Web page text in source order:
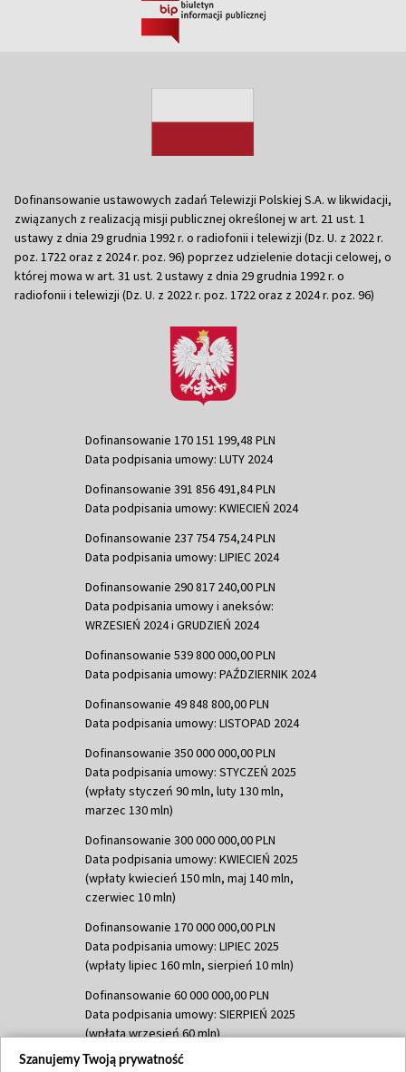
Dofinansowanie ustawowych zadań Telewizji Polskiej S.A. w likwidacji,
związanych z realizacją misji publicznej określonej w art. 21 ust. 1
ustawy z dnia 29 grudnia 1992 r. o radiofonii i telewizji (Dz. U. z 2022 r.
poz. 1722 oraz z 2024 r. poz. 96) poprzez udzielenie dotacji celowej, o
której mowa w art. 31 ust. 2 ustawy z dnia 29 grudnia 1992 r. o
radiofonii i telewizji (Dz. U. z 2022 r. poz. 1722 oraz z 2024 r. poz. 96)
Dofinansowanie 170 151 199,48 PLN
Data podpisania umowy: LUTY 2024
Dofinansowanie 391 856 491,84 PLN
Data podpisania umowy: KWIECIEŃ 2024
Dofinansowanie 237 754 754,24 PLN
Data podpisania umowy: LIPIEC 2024
Dofinansowanie 290 817 240,00 PLN
Data podpisania umowy i aneksów:
WRZESIEŃ 2024 i GRUDZIEŃ 2024
Dofinansowanie 539 800 000,00 PLN
Data podpisania umowy: PAŹDZIERNIK 2024
Dofinansowanie 49 848 800,00 PLN
Data podpisania umowy: LISTOPAD 2024
Dofinansowanie 350 000 000,00 PLN
Data podpisania umowy: STYCZEŃ 2025
(wpłaty styczeń 90 mln, luty 130 mln,
marzec 130 mln)
Dofinansowanie 300 000 000,00 PLN
Data podpisania umowy: KWIECIEŃ 2025
(wpłaty kwiecień 150 mln, maj 140 mln,
czerwiec 10 mln)
Dofinansowanie 170 000 000,00 PLN
Data podpisania umowy: LIPIEC 2025
(wpłaty lipiec 160 mln, sierpień 10 mln)
Dofinansowanie 60 000 000,00 PLN
Data podpisania umowy: SIERPIEŃ 2025
(wpłata wrzesień 60 mln)
Dofinansowanie 635 783 051,21 PLN
Szanujemy Twoją prywatność